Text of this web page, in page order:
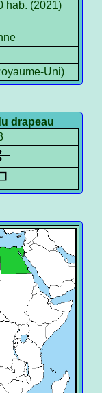
hab. (2021)
Uni)
drapeau